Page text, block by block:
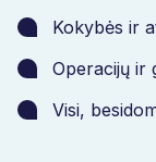
Kokybės ir
Operacijų ir
Visi,